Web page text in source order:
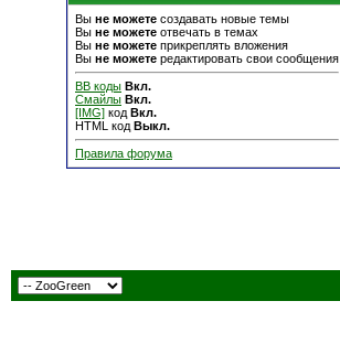
Вы не можете создавать новые темы
Вы не можете отвечать в темах
Вы не можете прикреплять вложения
Вы не можете редактировать свои сообщения
BB коды Вкл.
Смайлы Вкл.
[IMG] код Вкл.
HTML код Выкл.
Правила форума